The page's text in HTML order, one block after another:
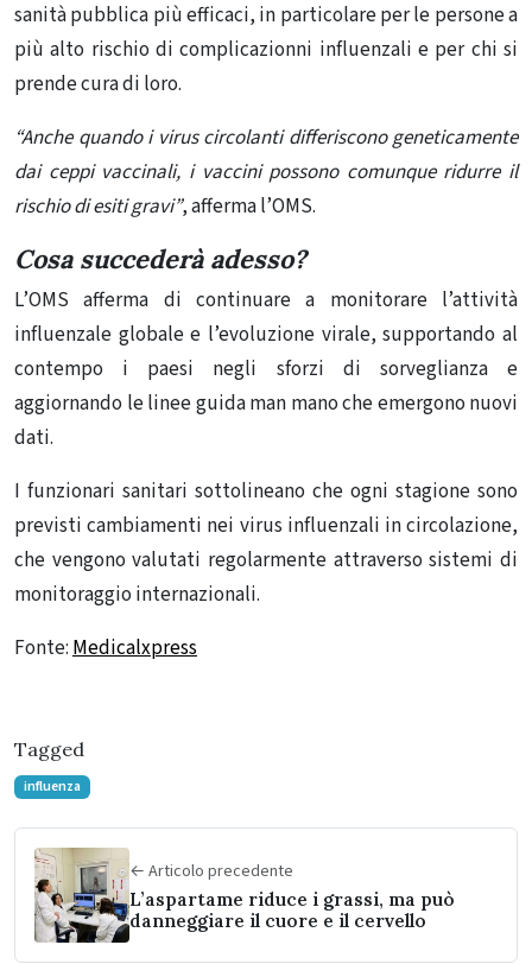
sanità pubblica più efficaci, in particolare per le persone a
più alto rischio di complicazionni influenzali e per chi si
prende cura di loro.
“Anche quando i virus circolanti differiscono geneticamente
dai ceppi vaccinali, i vaccini possono comunque ridurre il
rischio di esiti gravi”, afferma l’OMS.
Cosa succederà adesso?
L’OMS afferma di continuare a monitorare l’attività
influenzale globale e l’evoluzione virale, supportando al
contempo i paesi negli sforzi di sorveglianza e
aggiornando le linee guida man mano che emergono nuovi
dati.
I funzionari sanitari sottolineano che ogni stagione sono
previsti cambiamenti nei virus influenzali in circolazione,
che vengono valutati regolarmente attraverso sistemi di
monitoraggio internazionali.
Fonte:Medicalxpress
Tagged
influenza
← Articolo precedente
L’aspartame riduce i grassi, ma può
danneggiare il cuore e il cervello